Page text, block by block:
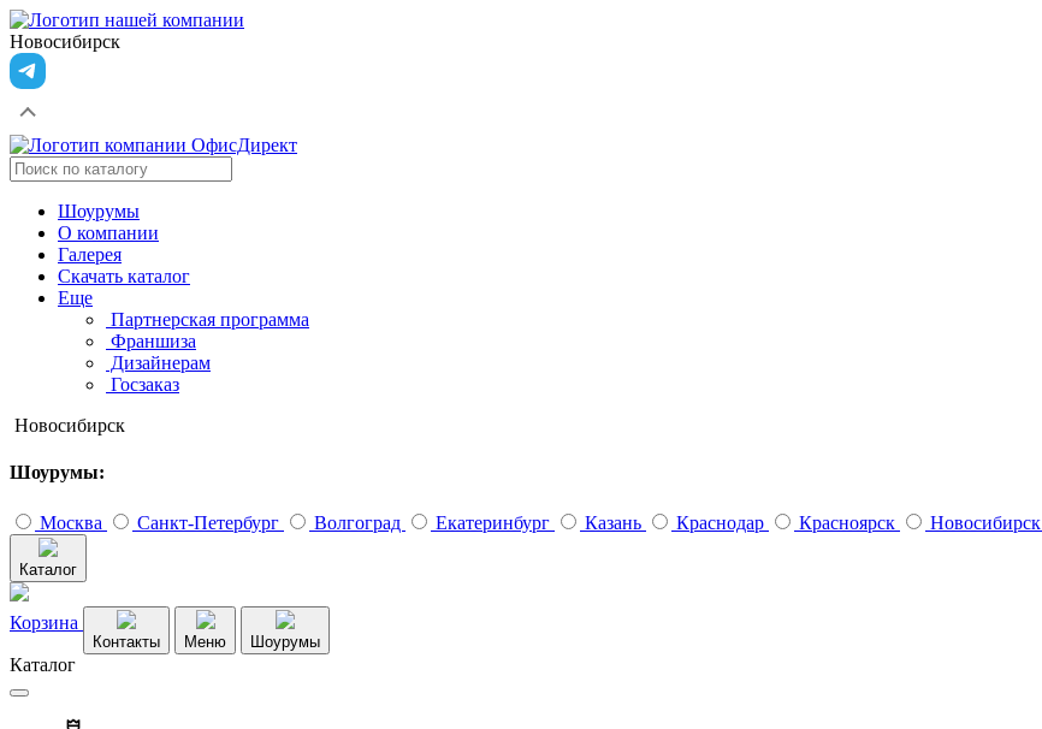
Новосибирск
Шоурумы
О компании
Галерея
Скачать каталог
Еще
Партнерская программа
Франшиза
Дизайнерам
Госзаказ
Новосибирск
Шоурумы:
Москва Санкт-Петербург Волгоград Екатеринбург Казань Краснодар Красноярск Новосибирск
Каталог
Корзина
Контакты Меню Шоурумы
Каталог